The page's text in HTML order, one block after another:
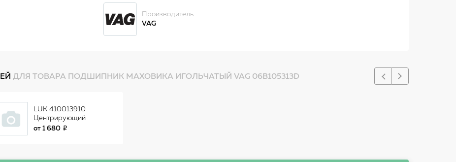
Производитель
VAG
ДЛЯ ТОВАРА ПОДШИПНИК МАХОВИКА ИГОЛЬЧАТЫЙ VAG 06B105313D
LUK 410013910
Центрирующий
опорный подшипник,
от 1 680